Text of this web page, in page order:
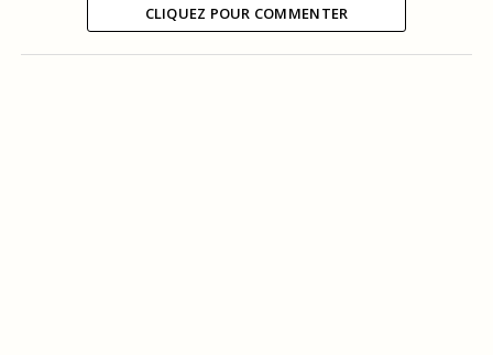
CLIQUEZ POUR COMMENTER